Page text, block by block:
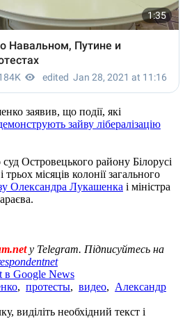
заявив, що події, які
зайву лібералізацію
Островецького району Білорусі
місяців колонії загального
Олександра Лукашенка і міністра
у Telegram. Підписуйтесь на
в Google News
, протесты, видео, Александр
виділіть необхідний текст і